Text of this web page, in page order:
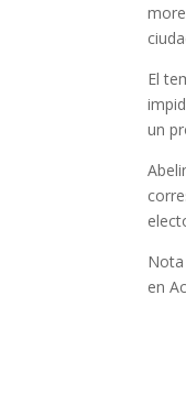
El
un
en